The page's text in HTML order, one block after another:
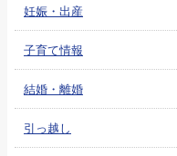
妊娠・出産
子育て情報
結婚・離婚
引っ越し